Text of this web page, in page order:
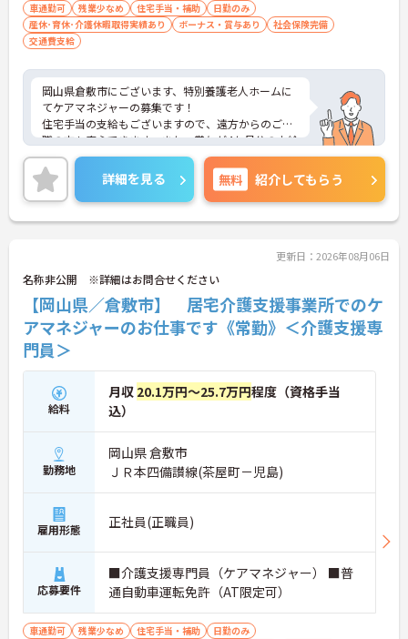
車通勤可 残業少なめ 住宅手当・補助
日勤のみ
産休･育休･介護休暇取得実績あり
ボーナス・賞与あり
社会保険完備
交通費支給
岡山県倉敷市にございます、特別養護老人ホームに
てケアマネジャーの募集です！
住宅手当の支給もございますので、遠方からのご転
職の方も安心できます。また、賞与が4か月分の支給
実績がございますので、頑張りをしっかりと評価す
る職場環境です！
ご興味のある方は、マイナビ介護職までお問い合わ
せください。
詳細を見る 無料 紹介してもらう
更新日：2026年08月06日
名称非公開 ※詳細はお問合せください
【岡山県／倉敷市】 居宅介護支援事業所でのケ
アマネジャーのお仕事です《常勤》＜介護支援専
門員＞
給料
月収 20.1万円～25.7万円程度（資格手当
込）
勤務地
岡山県 倉敷市
ＪＲ本四備讃線(茶屋町－児島)
雇用形態 正社員(正職員)
応募要件
■介護支援専門員（ケアマネジャー） ■普
通自動車運転免許（AT限定可）
車通勤可 残業少なめ 住宅手当・補助
日勤のみ